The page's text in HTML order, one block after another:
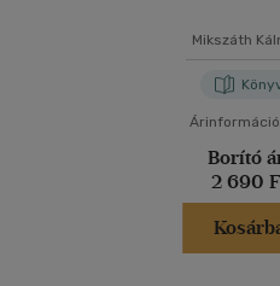
Mikszáth
Borító
2 690